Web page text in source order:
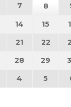
2026
6 augustus 2026
7 7 augustus
88
2026
13 augustus 2026
14 14 augustus
15 15
2026
20 augustus 2026
21 21 augustus
22 22
2026
27 augustus 2026
28 28 29 29
2026
3 september 2026
4 4 5 5